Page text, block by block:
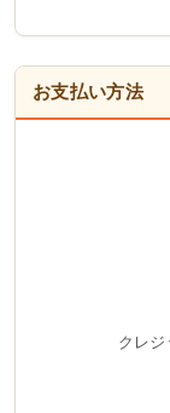
お支払い方法
クレジ